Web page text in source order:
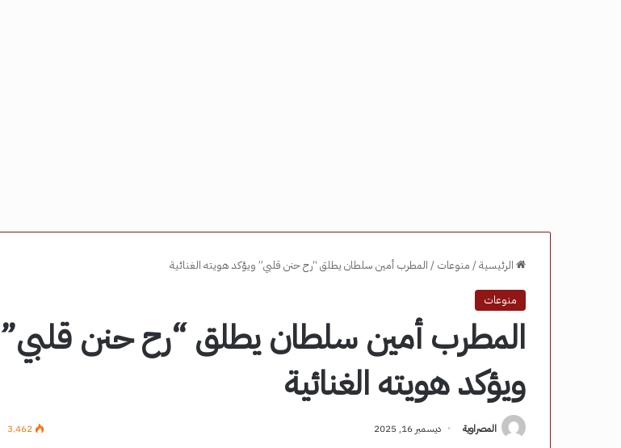
الرئيسية/ منوعات / المطرب أمين سلطان يطلق “رح حنن قلبي” ويؤكد هويته الغنائية
منوعات
المطرب أمين سلطان يطلق “رح حنن قلبي”
ويؤكد هويته الغنائية
المصراوية ديسمبر 16, 2025 3٬462